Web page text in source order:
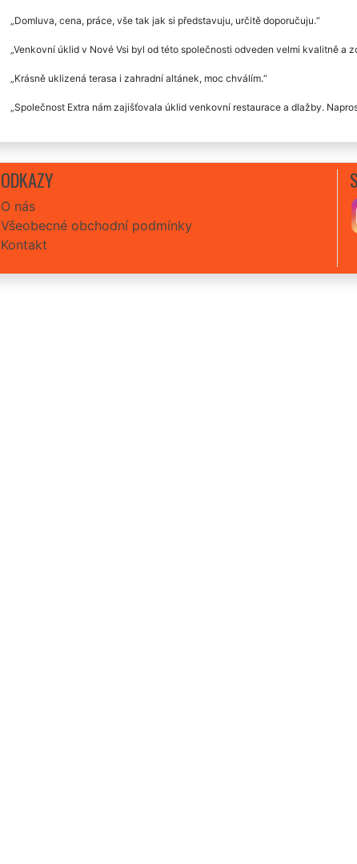
Domluva, cena, práce, vše tak jak si představuju, určitě doporučuju.
Venkovní úklid v Nové Vsi byl od této společnosti odveden velmi kvalitně a
Krásně uklizená terasa i zahradní altánek, moc chválím.
Společnost Extra nám zajišťovala úklid venkovní restaurace a dlažby.
ODKAZY
O nás
Všeobecné obchodní podmínky
Kontakt